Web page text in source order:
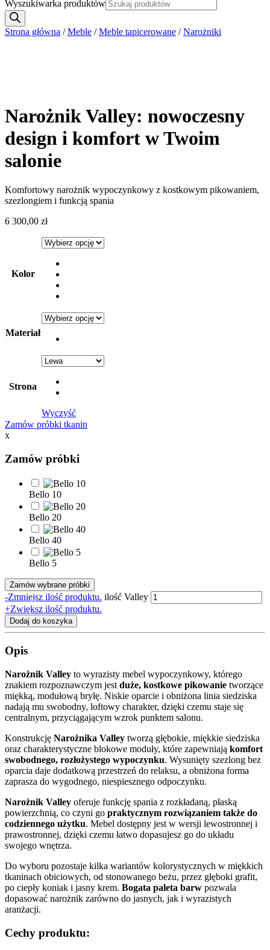
Wyszukiwarka produktów
Strona główna /Meble /Meble tapicerowane /Narożniki
Narożnik Valley: nowoczesny
design i komfort w Twoim
salonie
Komfortowy narożnik wypoczynkowy z kostkowym pikowaniem,
szezlongiem i funkcją spania
6 300,00 zł
Kolor
Materiał
Strona
Wyczyść
Zamów próbki tkanin
x
Zamów próbki
Bello 10
Bello 20
Bello 40
Bello 5
Zamów wybrane próbki
-Zmniejsz ilość produktu. ilość Valley
+Zwiększ ilość produktu.
Dodaj do koszyka
Opis
Narożnik Valley to wyrazisty mebel wypoczynkowy, którego
znakiem rozpoznawczym jest duże, kostkowe pikowanie tworzące
miękką, modułową bryłę. Niskie oparcie i obniżona linia siedziska
nadają mu swobodny, loftowy charakter, dzięki czemu staje się
centralnym, przyciągającym wzrok punktem salonu.
Konstrukcję Narożnika Valley tworzą głębokie, miękkie siedziska
oraz charakterystyczne blokowe moduły, które zapewniają komfort
swobodnego, rozłożystego wypoczynku. Wysunięty szezlong bez
oparcia daje dodatkową przestrzeń do relaksu, a obniżona forma
zaprasza do wygodnego, niespiesznego odpoczynku.
Narożnik Valley oferuje funkcję spania z rozkładaną, płaską
powierzchnią, co czyni go praktycznym rozwiązaniem także do
codziennego użytku. Mebel dostępny jest w wersji lewostronnej i
prawostronnej, dzięki czemu łatwo dopasujesz go do układu
swojego wnętrza.
Do wyboru pozostaje kilka wariantów kolorystycznych w miękkich
tkaninach obiciowych, od stonowanego beżu, przez głęboki grafit,
po ciepły koniak i jasny krem. Bogata paleta barw pozwala
dopasować narożnik zarówno do jasnych, jak i wyrazistych
aranżacji.
Cechy produktu: